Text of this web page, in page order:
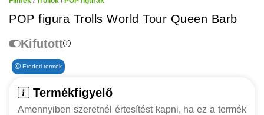
POP figura Trolls World Tour Queen Barb
Kifutott
Eredeti termék
Termékfigyelő
Amennyiben szeretnél értesítést kapni, ha ez a termék